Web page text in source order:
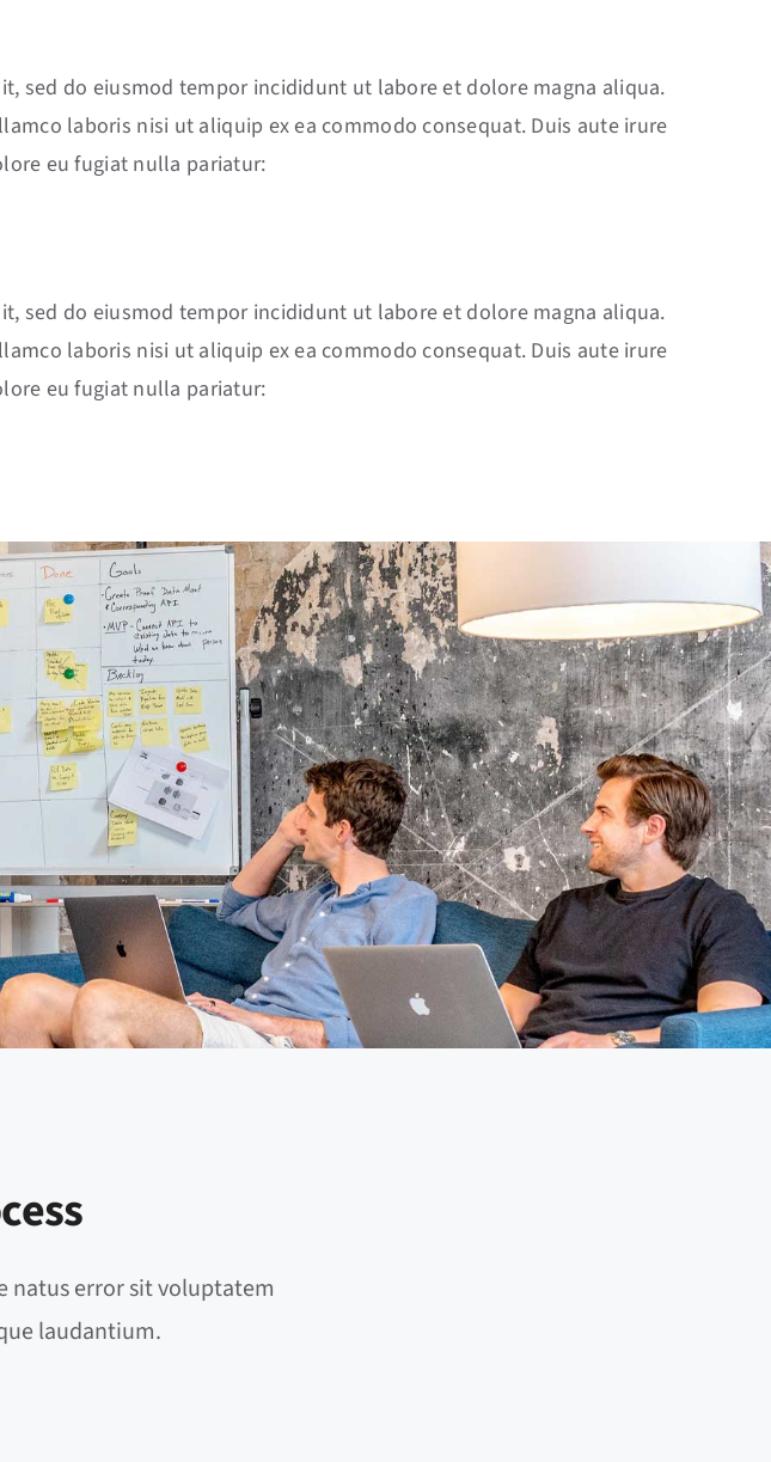
sed do eiusmod tempor incididunt ut labore et dolore magna aliqua.
laboris nisi ut aliquip ex ea commodo consequat. Duis aute irure
eu fugiat nulla pariatur:
sed do eiusmod tempor incididunt ut labore et dolore magna aliqua.
laboris nisi ut aliquip ex ea commodo consequat. Duis aute irure
eu fugiat nulla pariatur:
natus error sit voluptatem
laudantium.